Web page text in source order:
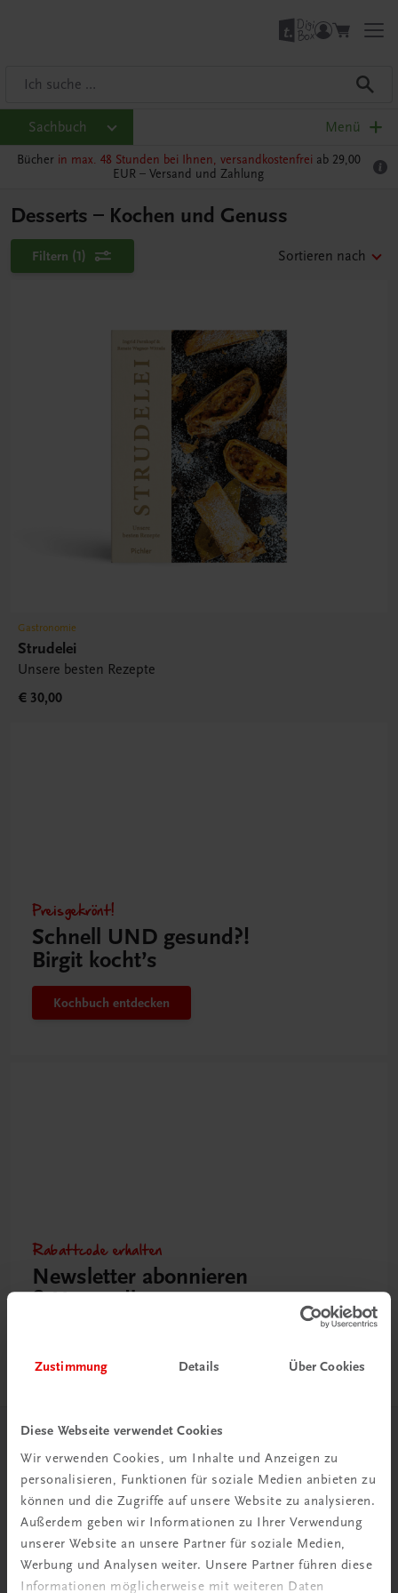
Zustimmung Details Über Cookies
Diese Webseite verwendet Cookies
Wir verwenden Cookies, um Inhalte und Anzeigen zu
personalisieren, Funktionen für soziale Medien anbieten zu
können und die Zugriffe auf unsere Website zu analysieren.
Außerdem geben wir Informationen zu Ihrer Verwendung
unserer Website an unsere Partner für soziale Medien,
Werbung und Analysen weiter. Unsere Partner führen diese
Informationen möglicherweise mit weiteren Daten
Sachbuch Menü
Bücher in max. 48 Stunden bei Ihnen, versandkostenfrei ab 29,00
EUR – Versand und Zahlung
Desserts – Kochen und Genuss
Filtern (1) Sortieren nach
Gastronomie
Strudelei
Unsere besten Rezepte
€ 30,00
Preisgekrönt!
Schnell UND gesund?!
Birgit kocht’s
Kochbuch entdecken
Rabattcode erhalten
Newsletter abonnieren
& Versandkosten sparen
Herzlich willkommen bei TRAUNER!
Wir über uns